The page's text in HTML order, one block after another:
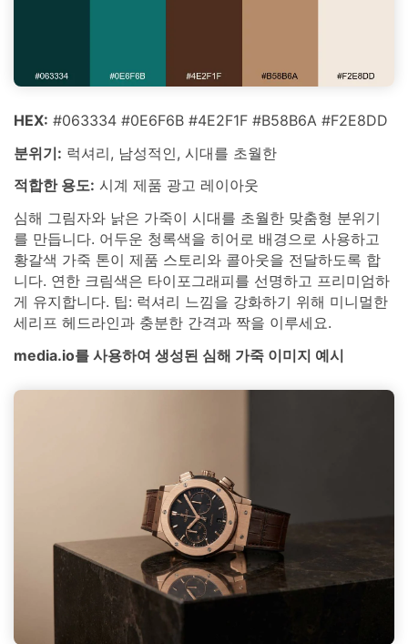
HEX: #063334 #0E6F6B #4E2F1F #B58B6A #F2E8DD
분위기: 럭셔리, 남성적인, 시대를 초월한
적합한 용도: 시계 제품 광고 레이아웃
심해 그림자와 낡은 가죽이 시대를 초월한 맞춤형 분위기
를 만듭니다. 어두운 청록색을 히어로 배경으로 사용하고
황갈색 가죽 톤이 제품 스토리와 콜아웃을 전달하도록 합
니다. 연한 크림색은 타이포그래피를 선명하고 프리미엄하
게 유지합니다. 팁: 럭셔리 느낌을 강화하기 위해 미니멀한
세리프 헤드라인과 충분한 간격과 짝을 이루세요.
media.io를 사용하여 생성된 심해 가죽 이미지 예시